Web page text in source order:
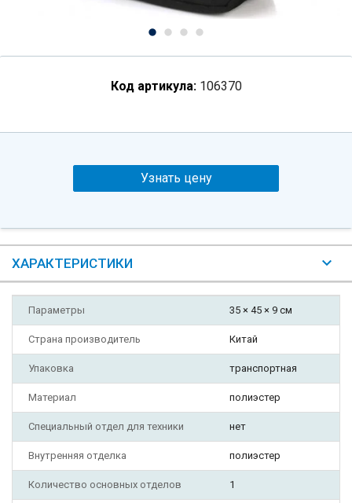
Код артикула: 106370
Узнать цену
ХАРАКТЕРИСТИКИ
Параметры 35 × 45 × 9 см
Страна производитель Китай
Упаковка транспортная
Материал полиэстер
Специальный отдел для техники нет
Внутренняя отделка полиэстер
Количество основных отделов 1